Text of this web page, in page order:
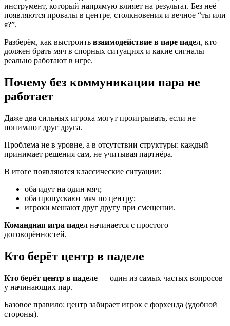
инструмент, который напрямую влияет на результат. Без неё
появляются провалы в центре, столкновения и вечное “ты или
я?”.
Разберём, как выстроить взаимодействие в паре падел, кто
должен брать мяч в спорных ситуациях и какие сигналы
реально работают в игре.
Почему без коммуникации пара не
работает
Даже два сильных игрока могут проигрывать, если не
понимают друг друга.
Проблема не в уровне, а в отсутствии структуры: каждый
принимает решения сам, не учитывая партнёра.
В итоге появляются классические ситуации:
оба идут на один мяч;
оба пропускают мяч по центру;
игроки мешают друг другу при смещении.
Командная игра падел начинается с простого —
договорённостей.
Кто берёт центр в паделе
Кто берёт центр в паделе — один из самых частых вопросов
у начинающих пар.
Базовое правило: центр забирает игрок с форхенда (удобной
стороны).